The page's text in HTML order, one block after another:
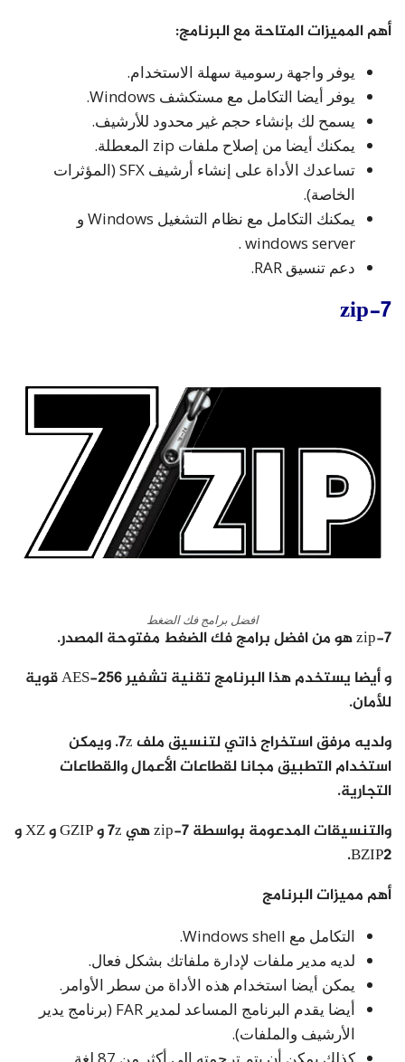
أهم المميزات المتاحة مع البرنامج:
يوفر واجهة رسومية سهلة الاستخدام.
يوفر أيضا التكامل مع مستكشف Windows.
يسمح لك بإنشاء حجم غير محدود للأرشيف.
يمكنك أيضا من إصلاح ملفات zip المعطلة.
تساعدك الأداة على إنشاء أرشيف SFX (المؤثرات
الخاصة).
يمكنك التكامل مع نظام التشغيل Windows و
windows server .
دعم تنسيق RAR.
7-zip
افضل برامج فك الضغط
7-zip هو من افضل برامج فك الضغط مفتوحة المصدر.
و أيضا يستخدم هذا البرنامج تقنية تشفير AES-256 قوية
للأمان.
ولديه مرفق استخراج ذاتي لتنسيق ملف 7z. ويمكن
استخدام التطبيق مجانا لقطاعات الأعمال والقطاعات
التجارية.
والتنسيقات المدعومة بواسطة 7-zip هي 7z و GZIP و XZ و
BZIP2.
أهم مميزات البرنامج
التكامل مع Windows shell.
لديه مدير ملفات لإدارة ملفاتك بشكل فعال.
يمكن أيضا استخدام هذه الأداة من سطر الأوامر.
أيضا يقدم البرنامج المساعد لمدير FAR (برنامج يدير
الأرشيف والملفات).
كذلك يمكن أن يتم ترجمته إلى أكثر من 87 لغة.